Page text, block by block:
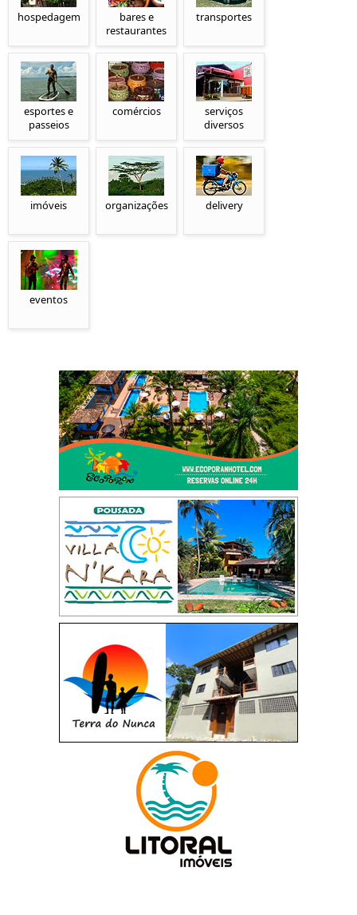
hospedagem
bares e
restaurantes
transportes
esportes e
passeios
comércios
serviços
diversos
imóveis organizações delivery
eventos